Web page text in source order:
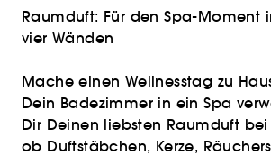
Raumduft: Für den Spa-Moment
vier Wänden
Mache einen Wellnesstag zu
Dein Badezimmer in ein Spa
Dir Deinen liebsten Raumduft bei
ob Duftstäbchen, Kerze,